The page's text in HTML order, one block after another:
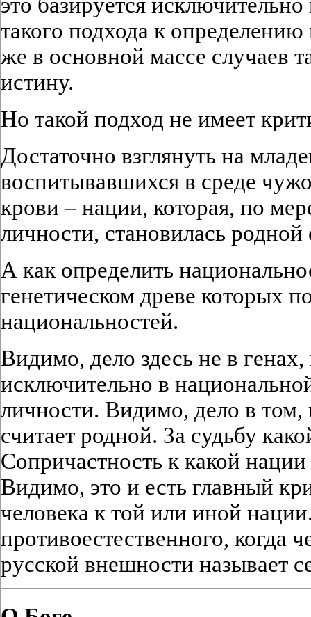
такого подхода к
же в основной массе случаев
истину.
Но такой подход не имеет
Достаточно взглянуть на
воспитывавшихся в среде
крови – нации, которая, по
личности, становилась
А как определить
генетическом древе которых
национальностей.
Видимо, дело здесь не в
исключительно в
личности. Видимо, дело в
считает родной. За судьбу
Сопричастность к какой
Видимо, это и есть главный
человека к той или иной
противоестественного, когда
русской внешности называет